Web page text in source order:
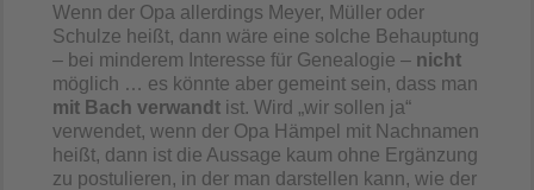
Wenn der Opa allerdings Meyer, Müller oder
Schulze heißt, dann wäre eine solche Behauptung
– bei minderem Interesse für Genealogie – nicht
möglich … es könnte aber gemeint sein, dass man
mit Bach verwandt ist. Wird „wir sollen ja“
verwendet, wenn der Opa Hämpel mit Nachnamen
heißt, dann ist die Aussage kaum ohne Ergänzung
zu postulieren, in der man darstellen kann, wie der